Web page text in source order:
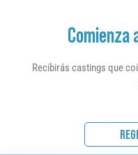
Recibirás castings que